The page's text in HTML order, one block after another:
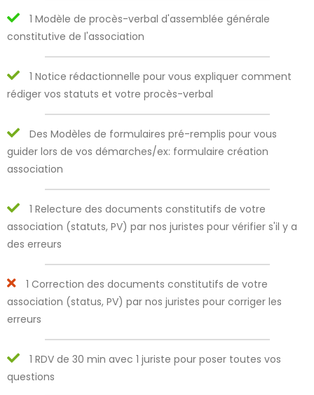
1 Modèle de procès-verbal d'assemblée générale
constitutive de l'association
1 Notice rédactionnelle pour vous expliquer comment
rédiger vos statuts et votre procès-verbal
Des Modèles de formulaires pré-remplis pour vous
guider lors de vos démarches/ex: formulaire création
association
1 Relecture des documents constitutifs de votre
association (statuts, PV) par nos juristes pour vérifier s'il y a
des erreurs
1 Correction des documents constitutifs de votre
association (status, PV) par nos juristes pour corriger les
erreurs
1 RDV de 30 min avec 1 juriste pour poser toutes vos
questions